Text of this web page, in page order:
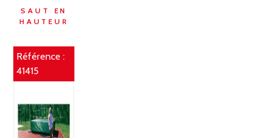
SAUT EN
HAUTEUR
Référence :
41415